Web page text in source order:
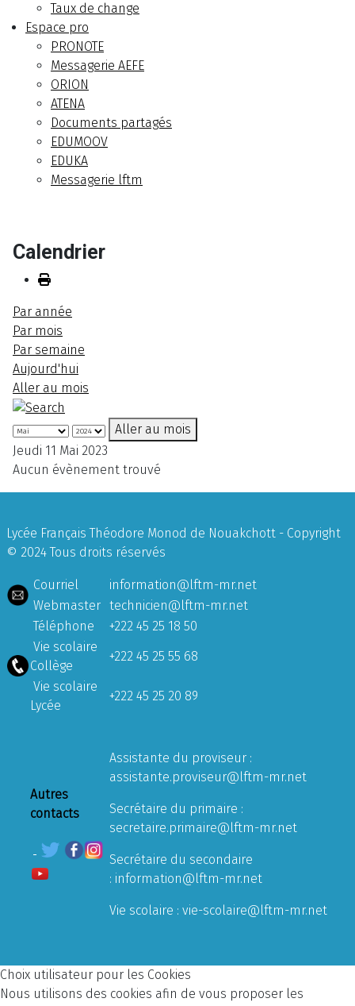
Taux de change
Espace pro
PRONOTE
Messagerie AEFE
ORION
ATENA
Documents partagés
EDUMOOV
EDUKA
Messagerie lftm
Calendrier
Par année
Par mois
Par semaine
Aujourd'hui
Aller au mois
Aller au mois
Jeudi 11 Mai 2023
Aucun évènement trouvé
Lycée Français Théodore Monod de Nouakchott - Copyright
© 2024 Tous droits réservés
Courriel
information@lftm-mr.net
Webmaster technicien@lftm-mr.net
Téléphone
+222 45 25 18 50
Vie scolaire
Collège
+222 45 25 55 68
Vie scolaire
Lycée
+222 45 25 20 89
Autres
contacts
Assistante du proviseur :
assistante.proviseur@lftm-mr.net
Secrétaire du primaire :
secretaire.primaire@lftm-mr.net
Secrétaire du secondaire
: information@lftm-mr.net
Vie scolaire : vie-scolaire@lftm-mr.net
Choix utilisateur pour les Cookies
Nous utilisons des cookies afin de vous proposer les